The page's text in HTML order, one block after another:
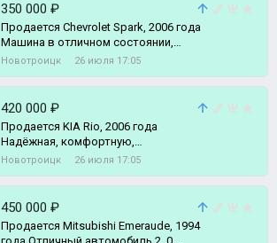
350 000 ₽
Продается Chevrolet Spark, 2006 года
Машина в отличном состоянии,
Очень экономичный и надёжный
Новотроицк 26 июля 17:05
420 000 ₽
Продается KIA Rio, 2006 года
Надёжная, комфортную,
проверенная годами иномарка
Новотроицк 26 июля 17:05
450 000 ₽
Продается Mitsubishi Emeraude, 1994